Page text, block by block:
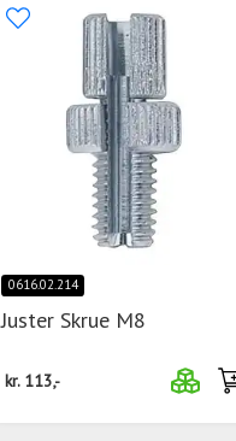
0616.02.214
Juster Skrue M8
kr. 113,-